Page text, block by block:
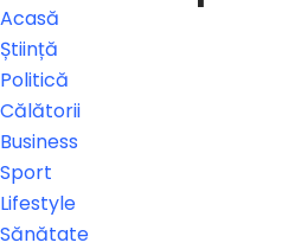
Acasă
Știință
Politică
Călătorii
Business
Sport
Lifestyle
Sănătate